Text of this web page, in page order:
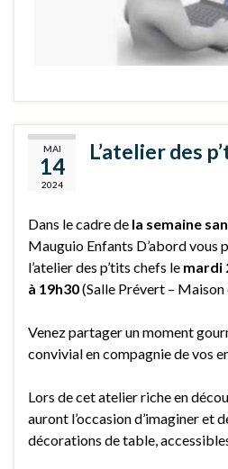
MAI
14
2024
L’atelier des
Dans le cadre de la semaine
Mauguio Enfants D’abord vous
l’atelier des p’tits chefs le mardi
à 19h30(Salle Prévert – Maison
Venez partager un moment
convivial en compagnie de vos
Lors de cet atelier riche en
auront l’occasion d’imaginer et
décorations de table,